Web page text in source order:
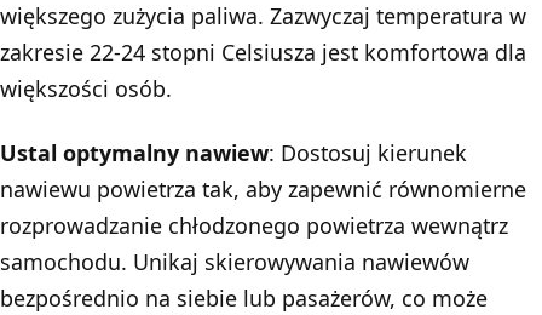
większego zużycia paliwa. Zazwyczaj temperatura w
zakresie 22-24 stopni Celsiusza jest komfortowa dla
większości osób.
Ustal optymalny nawiew: Dostosuj kierunek
nawiewu powietrza tak, aby zapewnić równomierne
rozprowadzanie chłodzonego powietrza wewnątrz
samochodu. Unikaj skierowywania nawiewów
bezpośrednio na siebie lub pasażerów, co może